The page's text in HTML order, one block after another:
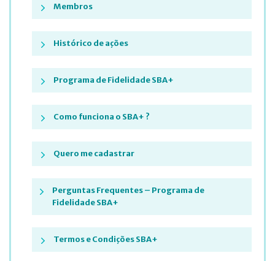
Membros
Histórico de ações
Programa de Fidelidade SBA+
Como funciona o SBA+ ?
Quero me cadastrar
Perguntas Frequentes – Programa de
Fidelidade SBA+
Termos e Condições SBA+